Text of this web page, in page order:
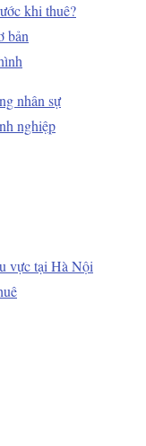
khi thuê?
bản
nhân sự
nghiệp
vực tại Hà Nội